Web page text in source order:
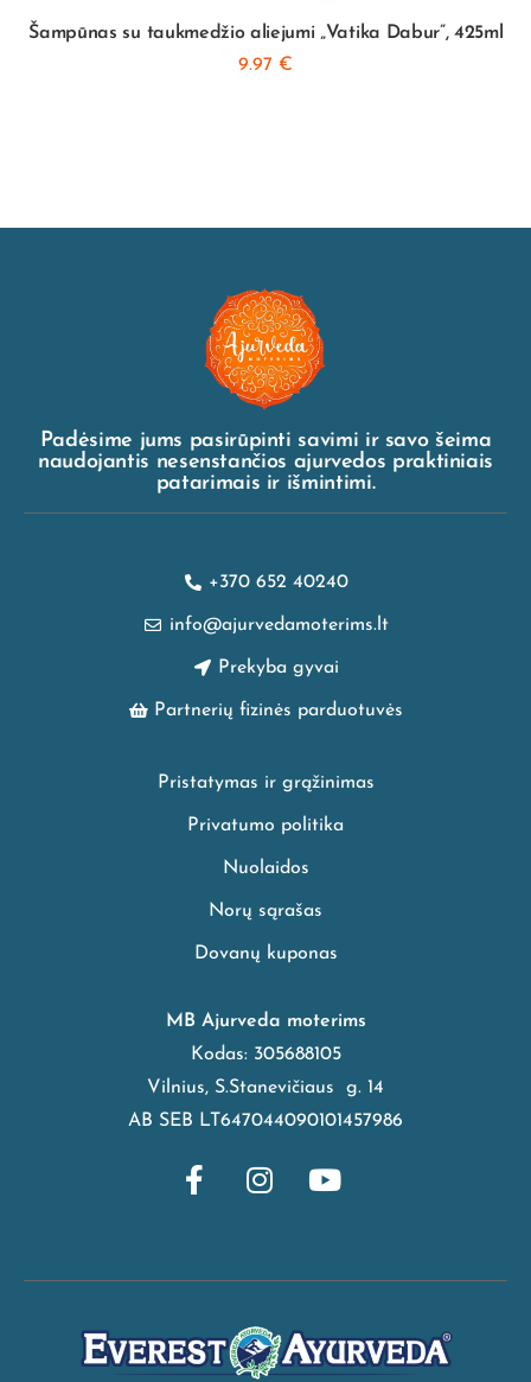
Šampūnas su taukmedžio aliejumi „Vatika Dabur”, 425ml
9.97 €
Padėsime jums pasirūpinti savimi ir savo šeima
naudojantis nesenstančios ajurvedos praktiniais
patarimais ir išmintimi.
+370 652 40240
info@ajurvedamoterims.lt
Prekyba gyvai
Partnerių fizinės parduotuvės
Pristatymas ir grąžinimas
Privatumo politika
Nuolaidos
Norų sąrašas
Dovanų kuponas
MB Ajurveda moterims
Kodas: 305688105
Vilnius, S.Stanevičiaus g. 14
AB SEB LT647044090101457986